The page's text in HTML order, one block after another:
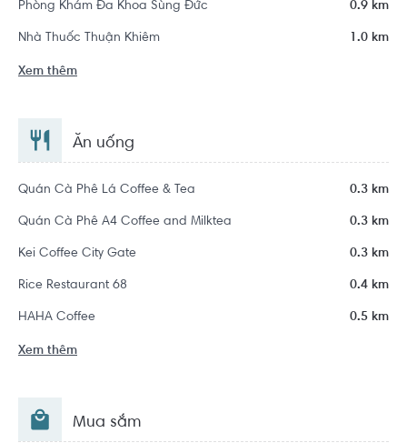
Phòng Khám Đa Khoa Sùng Đức 0.9 km
Nhà Thuốc Thuận Khiêm 1.0 km
Xem thêm
Ăn uống
Quán Cà Phê Lá Coffee & Tea 0.3 km
Quán Cà Phê A4 Coffee and Milktea 0.3 km
Kei Coffee City Gate 0.3 km
Rice Restaurant 68 0.4 km
HAHA Coffee 0.5 km
Xem thêm
Mua sắm